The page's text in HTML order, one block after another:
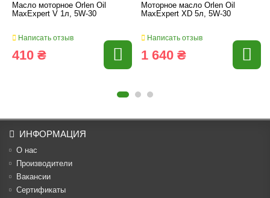
Масло моторное Orlen Oil
MaxExpert V 1л, 5W-30
Написать отзыв
410 ₴
Моторное масло Orlen Oil
MaxExpert XD 5л, 5W-30
Написать отзыв
1 640 ₴
ИНФОРМАЦИЯ
О нас
Производители
Вакансии
Cертификаты